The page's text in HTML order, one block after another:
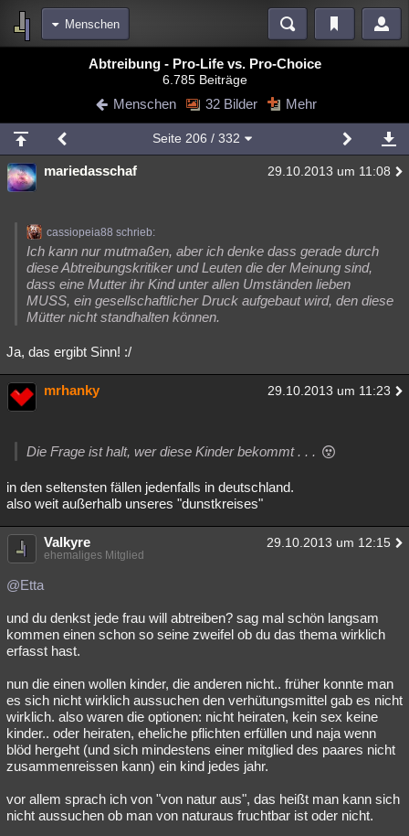
Menschen
Blogs Videos
Chat Wiki Neuigkeiten
meine Rubriken
Menschen Wissenschaft Mystery Kriminalfälle
Natur Umfragen Unterhaltung
weitere Rubriken
Philosophie Träume Orte Esoterik Literatur
Musik Clash Verbesserungen Allmystery English
Übersichten
Abtreibung - Pro-Life vs. Pro-Choice
6.785 Beiträge
Menschen 32 Bilder Mehr
Seite 206 / 332
mariedasschaf 29.10.2013 um 11:08
cassiopeia88 schrieb:
Ich kann nur mutmaßen, aber ich denke dass gerade durch
diese Abtreibungskritiker und Leuten die der Meinung sind,
dass eine Mutter ihr Kind unter allen Umständen lieben
MUSS, ein gesellschaftlicher Druck aufgebaut wird, den diese
Mütter nicht standhalten können.
Ja, das ergibt Sinn! :/
mrhanky 29.10.2013 um 11:23
Die Frage ist halt, wer diese Kinder bekommt . . .
in den seltensten fällen jedenfalls in deutschland.
also weit außerhalb unseres "dunstkreises"
Valkyre 29.10.2013 um 12:15
ehemaliges Mitglied
@Etta
und du denkst jede frau will abtreiben? sag mal schön langsam
kommen einen schon so seine zweifel ob du das thema wirklich
erfasst hast.
nun die einen wollen kinder, die anderen nicht.. früher konnte man
es sich nicht wirklich aussuchen den verhütungsmittel gab es nicht
wirklich. also waren die optionen: nicht heiraten, kein sex keine
kinder.. oder heiraten, eheliche pflichten erfüllen und naja wenn
blöd hergeht (und sich mindestens einer mitglied des paares nicht
zusammenreissen kann) ein kind jedes jahr.
vor allem sprach ich von "von natur aus", das heißt man kann sich
nicht aussuchen ob man von naturaus fruchtbar ist oder nicht.